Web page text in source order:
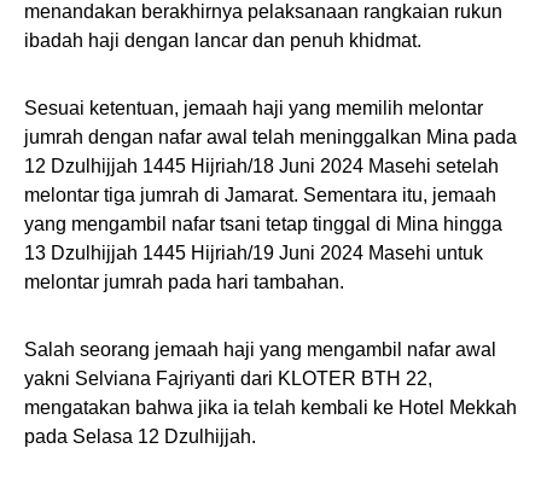
menandakan berakhirnya pelaksanaan rangkaian rukun
ibadah haji dengan lancar dan penuh khidmat.
Sesuai ketentuan, jemaah haji yang memilih melontar
jumrah dengan nafar awal telah meninggalkan Mina pada
12 Dzulhijjah 1445 Hijriah/18 Juni 2024 Masehi setelah
melontar tiga jumrah di Jamarat. Sementara itu, jemaah
yang mengambil nafar tsani tetap tinggal di Mina hingga
13 Dzulhijjah 1445 Hijriah/19 Juni 2024 Masehi untuk
melontar jumrah pada hari tambahan.
Salah seorang jemaah haji yang mengambil nafar awal
yakni Selviana Fajriyanti dari KLOTER BTH 22,
mengatakan bahwa jika ia telah kembali ke Hotel Mekkah
pada Selasa 12 Dzulhijjah.